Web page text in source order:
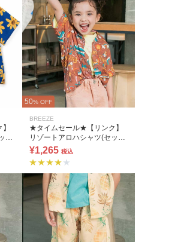
ト
50% OFF
BREEZE
★タイムセール★【リンク】
リゾートアロハシャツ(セット
アップ可)
¥1,265 税込